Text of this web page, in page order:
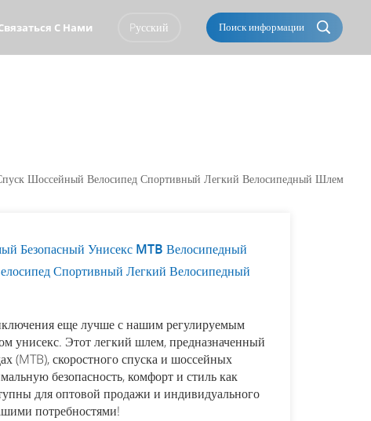
С Нами Pусский
Română Norsk
Svenska Melayu
日本語 Nederlands
Поиск информации
Шоссейный Велосипед Спортивный Легкий Велосипедный Шлем
Безопасный Унисекс MTB Велосипедный
Спортивный Легкий Велосипедный
еще лучше с нашим регулируемым
унисекс. Этот легкий шлем, предназначенный
(MTB), скоростного спуска и шоссейных
безопасность, комфорт и стиль как
для оптовой продажи и индивидуального
потребностями!